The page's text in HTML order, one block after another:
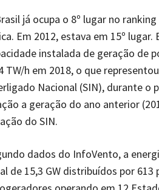
já ocupa o 8º lugar no
Em 2012, estava em 15º
instalada de geração de
TW/h em 2018, o que
Nacional (SIN), durante o
a geração do ano anterior
do SIN.
dados do InfoVento, a
de 15,3 GW distribuídos por